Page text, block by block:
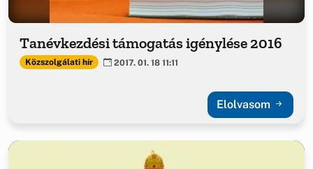
Tanévkezdési támogatás igénylése 2016
Közszolgálati hír 2017. 01. 18 11:11
Elolvasom